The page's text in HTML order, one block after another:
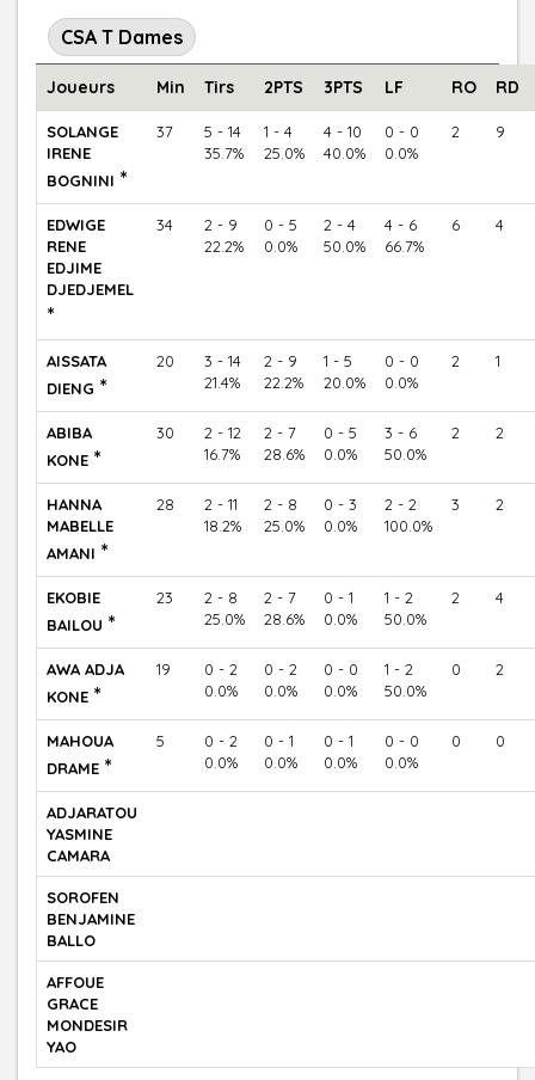
CSA T Dames
Joueurs Min Tirs 2PTS 3PTS LF RO RD
SOLANGE
IRENE
BOGNINI *
37
5 - 14
35.7%
1 - 4
25.0%
4 - 10
40.0%
0 - 0
0.0%
2 9
EDWIGE
RENE
EDJIME
DJEDJEMEL
*
34
2 - 9
22.2%
0 - 5
0.0%
2 - 4
50.0%
4 - 6
66.7%
6 4
AISSATA
DIENG *
20
3 - 14
21.4%
2 - 9
22.2%
1 - 5
20.0%
0 - 0
0.0%
2 1
ABIBA
KONE *
30
2 - 12
16.7%
2 - 7
28.6%
0 - 5
0.0%
3 - 6
50.0%
2 2
HANNA
MABELLE
AMANI *
28
2 - 11
18.2%
2 - 8
25.0%
0 - 3
0.0%
2 - 2
100.0%
3 2
EKOBIE
BAILOU *
23
2 - 8
25.0%
2 - 7
28.6%
0 - 1
0.0%
1 - 2
50.0%
2 4
AWA ADJA
KONE *
19
0 - 2
0.0%
0 - 2
0.0%
0 - 0
0.0%
1 - 2
50.0%
0 2
MAHOUA
DRAME *
5
0 - 2
0.0%
0 - 1
0.0%
0 - 1
0.0%
0 - 0
0.0%
0 0
ADJARATOU
YASMINE
CAMARA
SOROFEN
BENJAMINE
BALLO
AFFOUE
GRACE
MONDESIR
YAO